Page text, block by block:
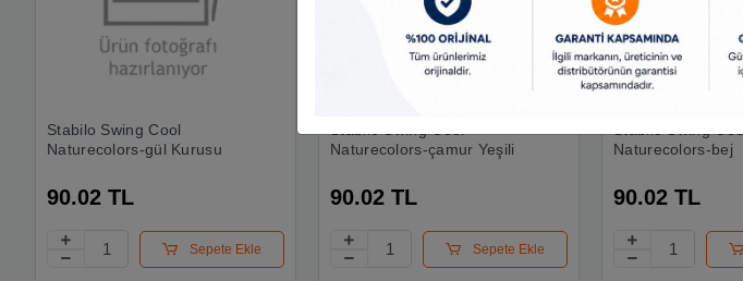
Stabilo Swing Cool
Naturecolors-gül Kurusu
90.02 TL
Sepete Ekle
Naturecolors-çamur Yeşili
90.02 TL
Sepete Ekle
Naturecolors-bej
90.02 TL